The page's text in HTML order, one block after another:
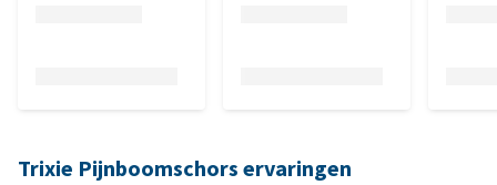
Trixie Pijnboomschors ervaringen